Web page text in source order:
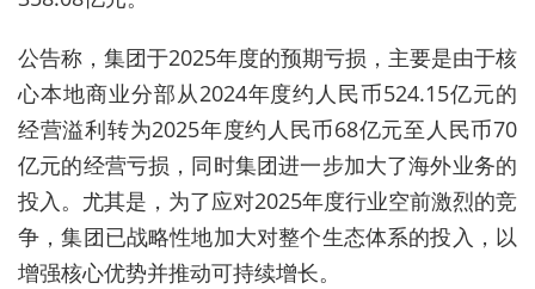
公告称，集团于2025年度的预期亏损，主要是由于核
心本地商业分部从2024年度约人民币524.15亿元的
经营溢利转为2025年度约人民币68亿元至人民币70
亿元的经营亏损，同时集团进一步加大了海外业务的
投入。尤其是，为了应对2025年度行业空前激烈的竞
争，集团已战略性地加大对整个生态体系的投入，以
增强核心优势并推动可持续增长。